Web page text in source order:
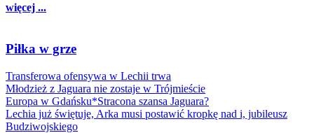
więcej ...
Piłka w grze
Transferowa ofensywa w Lechii trwa
Młodzież z Jaguara nie zostaje w Trójmieście
Europa w Gdańsku*Stracona szansa Jaguara?
Lechia już świętuje, Arka musi postawić kropkę nad i, jubileusz
Budziwojskiego